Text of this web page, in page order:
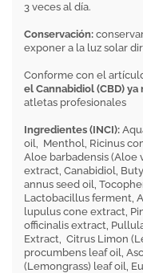
3 veces al día.
Conservación:
exponer a la luz solar
Conforme con el
el Cannabidiol (CBD)
atletas profesionales
Ingredientes (INCI):
oil, Menthol, Ricinus
Aloe barbadensis (Aloe
extract, Canabidiol,
annus seed oil,
Lactobacillus ferment,
lupulus cone extract,
officinalis extract,
Extract, Citrus Limon
procumbens leaf oil,
(Lemongrass) leaf oil,